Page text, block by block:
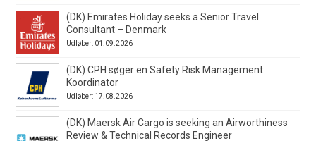
(DK) Emirates Holiday seeks a Senior Travel
Consultant – Denmark
Udløber: 01.09.2026
(DK) CPH søger en Safety Risk Management
Koordinator
Udløber: 17.08.2026
(DK) Maersk Air Cargo is seeking an Airworthiness
Review & Technical Records Engineer